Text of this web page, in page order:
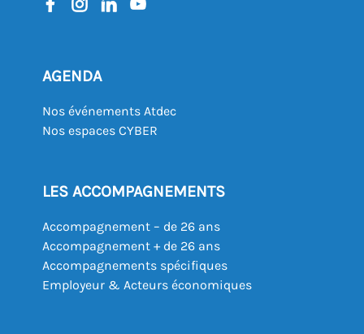
AGENDA
Nos événements Atdec
Nos espaces CYBER
LES ACCOMPAGNEMENTS
Accompagnement – de 26 ans
Accompagnement + de 26 ans
Accompagnements spécifiques
Employeur & Acteurs économiques